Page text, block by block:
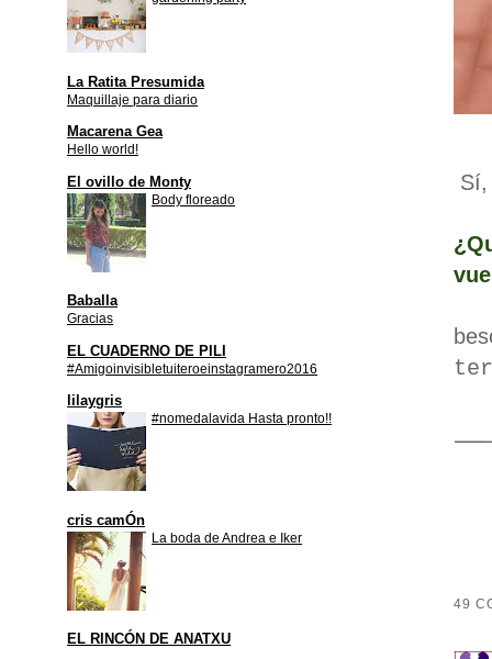
49
La Ratita Presumida
Maquillaje para diario
Macarena Gea
Hello world!
El ovillo de Monty
Body floreado
Baballa
Gracias
EL CUADERNO DE PILI
#Amigoinvisibletuiteroeinstagramero2016
lilaygris
#nomedalavida Hasta pronto!!
cris camÓn
La boda de Andrea e Iker
EL RINCÓN DE ANATXU